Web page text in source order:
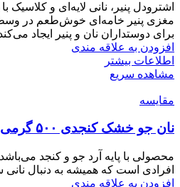
اشترودل پنیر، نانی لایه‌ای و
مغزی پنیر خامه‌ای خوش‌طعم در وسط
برای دوستداران نان و پنیر ایجاد
افزودن به علاقه مندی
اطلاعات بیشتر
مشاهده سریع
مقایسه
نان جو خشک کنجدی ۵۰۰ گرمی
محصولی با پایه آرد جو و کنجد
افرادی است که همیشه به دنبال
افزودن به علاقه مندی